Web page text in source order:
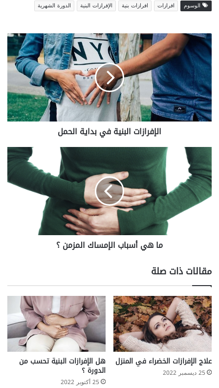
الوسوم افرازات افرازات بنية الإفرازات البنية الدورة الشهرية
الإفرازات
البنية
في
بداية
الحمل
الإفرازات البنية في بداية الحمل
هي
أسباب
الإمساك
المزمن
ما هي أسباب الإمساك المزمن ؟
مقالات ذات صلة
علاج الإفرازات الخضراء في المنزل
25 ديسمبر 2022
هل الإفرازات البنية تحسب من
الدورة ؟
25 أكتوبر 2022